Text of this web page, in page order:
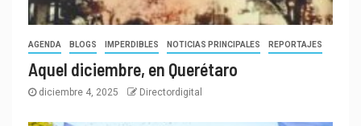
AGENDA BLOGS IMPERDIBLES NOTICIAS PRINCIPALES REPORTAJES
Aquel diciembre, en Querétaro
diciembre 4, 2025 Directordigital